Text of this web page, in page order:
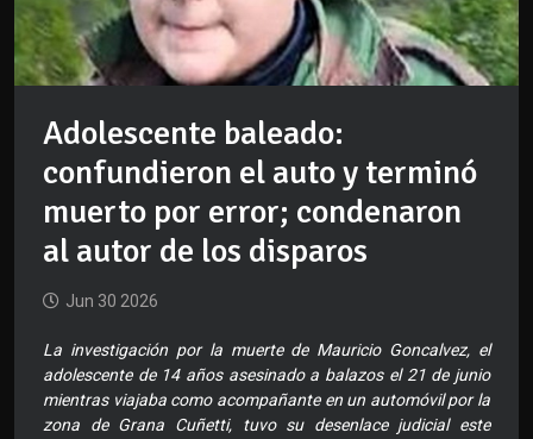
Adolescente baleado:
confundieron el auto y terminó
muerto por error; condenaron
al autor de los disparos
Jun 30 2026
La investigación por la muerte de Mauricio Goncalvez, el
adolescente de 14 años asesinado a balazos el 21 de junio
mientras viajaba como acompañante en un automóvil por la
zona de Grana Cuñetti, tuvo su desenlace judicial este